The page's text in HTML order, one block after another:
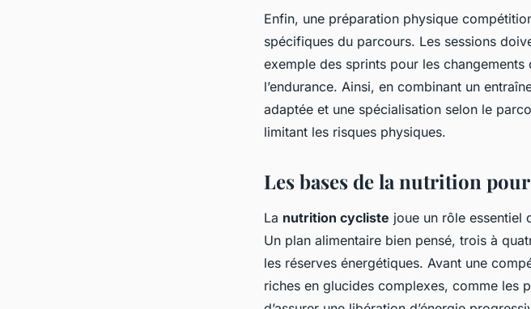
Enfin, une préparation physique
spécifiques du parcours. Les sessions
exemple des sprints pour les
l’endurance. Ainsi, en combinant un
adaptée et une spécialisation selon le
limitant les risques physiques.
Les bases de la nutrition
La nutrition cycliste joue un rôle essentiel
Un plan alimentaire bien pensé, trois à
les réserves énergétiques. Avant une
riches en glucides complexes, comme les